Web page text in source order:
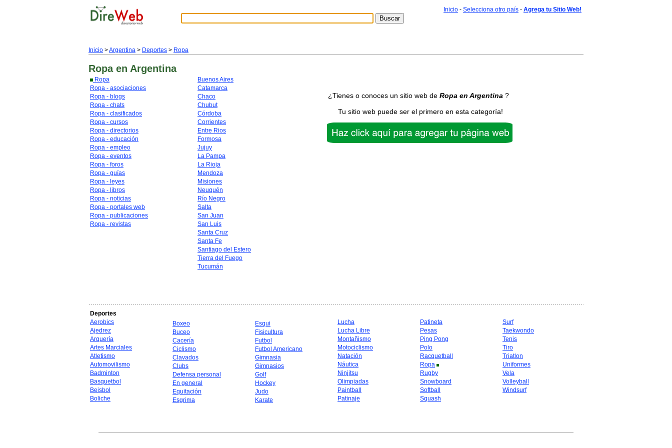
Inicio - Selecciona otro país - Agrega tu Sitio Web!
Inicio >Argentina > Deportes > Ropa
Ropa en Argentina
Ropa
Ropa - asociaciones
Ropa - blogs
Ropa - chats
Ropa - clasificados
Ropa - cursos
Ropa - directorios
Ropa - educación
Ropa - empleo
Ropa - eventos
Ropa - foros
Ropa - guías
Ropa - leyes
Ropa - libros
Ropa - noticias
Ropa - portales web
Ropa - publicaciones
Ropa - revistas
Buenos Aires
Catamarca
Chaco
Chubut
Córdoba
Corrientes
Entre Rios
Formosa
Jujuy
La Pampa
La Rioja
Mendoza
Misiones
Neuquén
Río Negro
Salta
San Juan
San Luis
Santa Cruz
Santa Fe
Santiago del Estero
Tierra del Fuego
Tucumán
¿Tienes o conoces un sitio web de Ropa en Argentina ?
Tu sitio web puede ser el primero en esta categoría!
Deportes
Aerobics
Ajedrez
Arquería
Artes Marciales
Atletismo
Automovilismo
Badminton
Basquetbol
Beisbol
Boliche
Boxeo
Buceo
Cacería
Ciclismo
Clavados
Clubs
Defensa personal
En general
Equitación
Esgrima
Esqui
Fisicultura
Futbol
Futbol Americano
Gimnasia
Gimnasios
Golf
Hockey
Judo
Karate
Lucha
Lucha Libre
Montañismo
Motociclismo
Natación
Náutica
Ninjitsu
Olimpiadas
Paintball
Patinaje
Patineta
Pesas
Ping Pong
Polo
Racquetball
Ropa
Rugby
Snowboard
Softball
Squash
Surf
Taekwondo
Tenis
Tiro
Triatlon
Uniformes
Vela
Volleyball
Windsurf